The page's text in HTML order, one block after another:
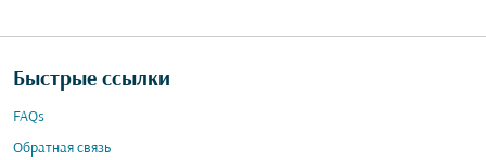
Быстрые ссылки
FAQs
Обратная связь